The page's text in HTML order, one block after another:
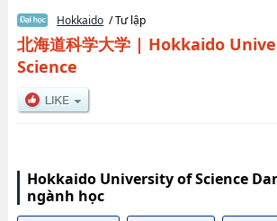
Hokkaido / Tư lập
北海道科学大学| Hokkaido
Science
Hokkaido University of Science
ngành học